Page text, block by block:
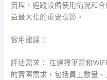
流程，追蹤設備使用情況和
益最大化的重要環節。
實用建議：
評估需求： 在選擇筆電和
的實際需求，包括員工數量